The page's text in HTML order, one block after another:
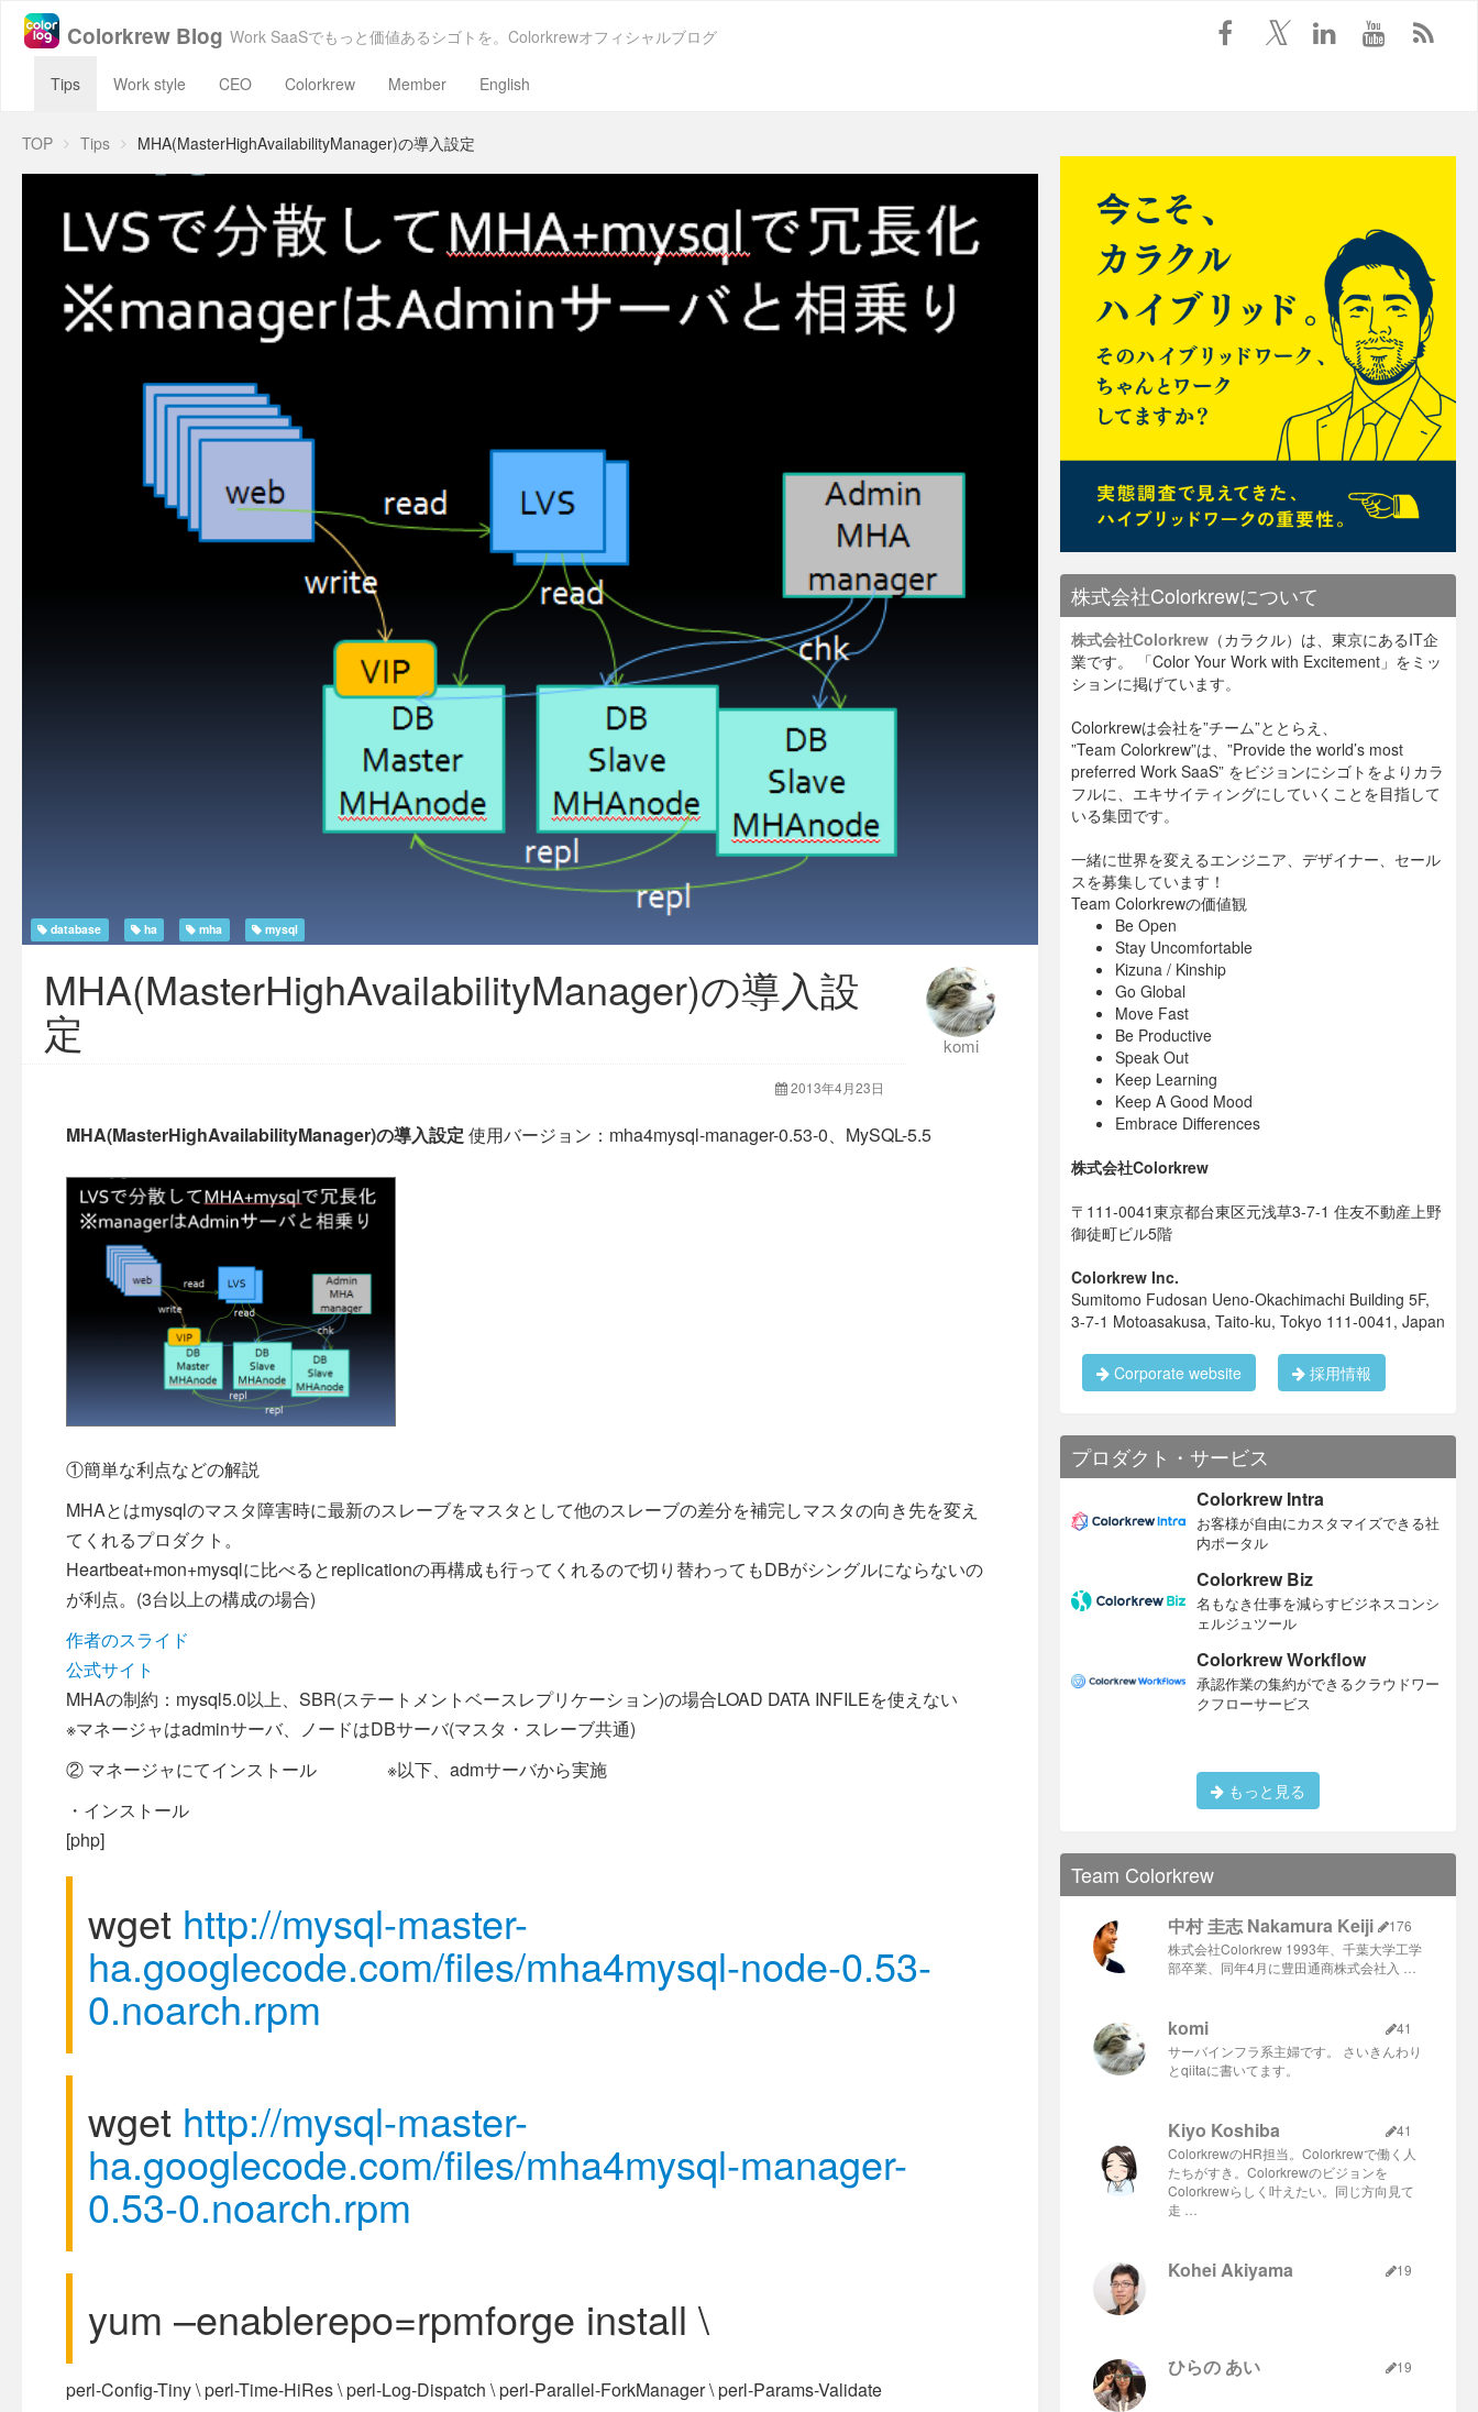
Colorkrew Blog Work SaaSでもっと価値あるシゴトを。Colorkrewオフィシャルブログ
Tips Work style CEO Colorkrew Member English
TOP Tips MHA(MasterHighAvailabilityManager)の導入設定
database ha mha mysql
MHA(MasterHighAvailabilityManager)の導入設
定
2013年4月23日
komi
MHA(MasterHighAvailabilityManager)の導入設定 使用バージョン：mha4mysql-manager-0.53-0、MySQL-5.5
①簡単な利点などの解説
MHAとはmysqlのマスタ障害時に最新のスレーブをマスタとして他のスレーブの差分を補完しマスタの向き先を変え
てくれるプロダクト。
Heartbeat+mon+mysqlに比べるとreplicationの再構成も行ってくれるので切り替わってもDBがシングルにならないの
が利点。(3台以上の構成の場合)
作者のスライド
公式サイト
MHAの制約：mysql5.0以上、SBR(ステートメントベースレプリケーション)の場合LOAD DATA INFILEを使えない
※マネージャはadminサーバ、ノードはDBサーバ(マスタ・スレーブ共通)
② マネージャにてインストール ※以下、admサーバから実施
・インストール
[php]
wget http://mysql-master-
ha.googlecode.com/files/mha4mysql-node-0.53-
0.noarch.rpm
wget http://mysql-master-
ha.googlecode.com/files/mha4mysql-manager-
0.53-0.noarch.rpm
yum –enablerepo=rpmforge install \
perl-Config-Tiny \ perl-Time-HiRes \ perl-Log-Dispatch \ perl-Parallel-ForkManager \ perl-Params-Validate
株式会社Colorkrewについて
株式会社Colorkrew （カラクル）は、東京にあるIT企
業です。 「Color Your Work with Excitement」をミッ
ションに掲げています。
Colorkrewは会社を”チーム”ととらえ、
”Team Colorkrew”は、”Provide the world’s most
preferred Work SaaS” をビジョンにシゴトをよりカラ
フルに、エキサイティングにしていくことを目指して
いる集団です。
一緒に世界を変えるエンジニア、デザイナー、セール
スを募集しています！
Team Colorkrewの価値観
Be Open
Stay Uncomfortable
Kizuna / Kinship
Go Global
Move Fast
Be Productive
Speak Out
Keep Learning
Keep A Good Mood
Embrace Differences
株式会社Colorkrew
〒111-0041東京都台東区元浅草3-7-1 住友不動産上野
御徒町ビル5階
Colorkrew Inc.
Sumitomo Fudosan Ueno-Okachimachi Building 5F,
3-7-1 Motoasakusa, Taito-ku, Tokyo 111-0041, Japan
Corporate website 採用情報
プロダクト・サービス
Colorkrew Intra
お客様が自由にカスタマイズできる社
内ポータル
Colorkrew Biz
名もなき仕事を減らすビジネスコンシ
ェルジュツール
Colorkrew Workflow
承認作業の集約ができるクラウドワー
クフローサービス
もっと見る
Team Colorkrew
中村 圭志 Nakamura Keiji
176
株式会社Colorkrew 1993年、千葉大学工学
部卒業、同年4月に豊田通商株式会社入 …
komi
41
サーバインフラ系主婦です。 さいきんわり
とqiitaに書いてます。
Kiyo Koshiba
41
ColorkrewのHR担当。Colorkrewで働く人
たちがすき。Colorkrewのビジョンを
Colorkrewらしく叶えたい。同じ方向見て
走 …
Kohei Akiyama 19
ひらの あい 19